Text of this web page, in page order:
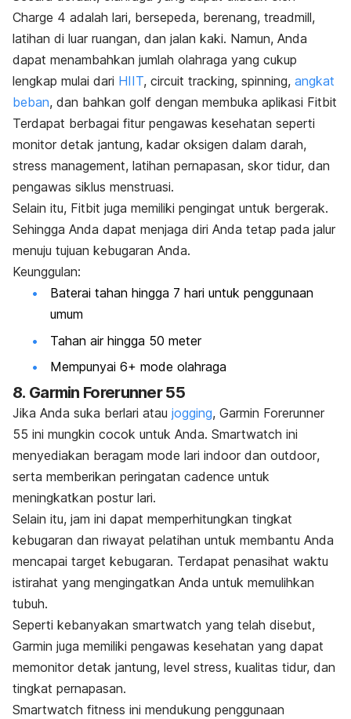
Charge 4 adalah lari, bersepeda, berenang, treadmill,
latihan di luar ruangan, dan jalan kaki. Namun, Anda
dapat menambahkan jumlah olahraga yang cukup
lengkap mulai dari HIIT, circuit tracking, spinning, angkat
beban, dan bahkan golf dengan membuka aplikasi Fitbit
Terdapat berbagai fitur pengawas kesehatan seperti
monitor detak jantung, kadar oksigen dalam darah,
stress management, latihan pernapasan, skor tidur, dan
pengawas siklus menstruasi.
Selain itu, Fitbit juga memiliki pengingat untuk bergerak.
Sehingga Anda dapat menjaga diri Anda tetap pada jalur
menuju tujuan kebugaran Anda.
Keunggulan:
Baterai tahan hingga 7 hari untuk penggunaan
umum
Tahan air hingga 50 meter
Mempunyai 6+ mode olahraga
8. Garmin Forerunner 55
Jika Anda suka berlari atau jogging, Garmin Forerunner
55 ini mungkin cocok untuk Anda. Smartwatch ini
menyediakan beragam mode lari indoor dan outdoor,
serta memberikan peringatan cadence untuk
meningkatkan postur lari.
Selain itu, jam ini dapat memperhitungkan tingkat
kebugaran dan riwayat pelatihan untuk membantu Anda
mencapai target kebugaran. Terdapat penasihat waktu
istirahat yang mengingatkan Anda untuk memulihkan
tubuh.
Seperti kebanyakan smartwatch yang telah disebut,
Garmin juga memiliki pengawas kesehatan yang dapat
memonitor detak jantung, level stress, kualitas tidur, dan
tingkat pernapasan.
Smartwatch fitness ini mendukung penggunaan